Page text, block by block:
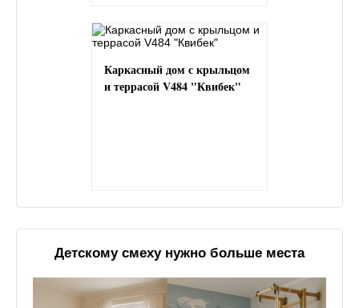
Каркасный дом с крыльцом
и террасой V484 "Квибек"
Детскому смеху нужно больше места